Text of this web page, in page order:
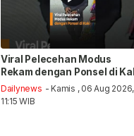
Viral Pelecehan Modus
Rekam dengan Ponsel di
Dailynews - Kamis , 06 Aug 2026,
11:15 WIB